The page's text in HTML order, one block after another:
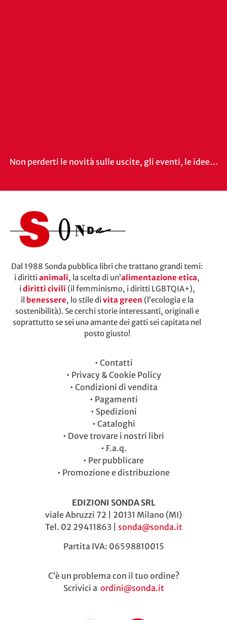
Non perderti le novità sulle uscite, gli eventi, le idee…
Dal 1988 Sonda pubblica libri che trattano grandi temi:
i dirittianimali, la scelta di un’alimentazione etica,
idiritti civili (il femminismo, i diritti LGBTQIA+),
il benessere, lo stile divita green (l’ecologia e la
sostenibilità). Se cerchi storie interessanti, originali e
soprattutto se sei unə amante dei gatti sei capitatə nel
posto giusto!
• Contatti
• Privacy & Cookie Policy
• Condizioni di vendita
• Pagamenti
• Spedizioni
• Cataloghi
• Dove trovare i nostri libri
• F.a.q.
• Per pubblicare
• Promozione e distribuzione
EDIZIONI SONDA SRL
viale Abruzzi 72 | 20131 Milano (MI)
Tel. 02 29411863 | sonda@sonda.it
Partita IVA: 06598810015
C’è un problema con il tuo ordine?
Scrivici a ordini@sonda.it